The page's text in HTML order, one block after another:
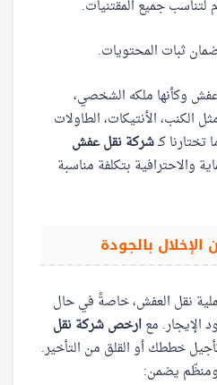
لتناسب جميع المقتنيات.
ثبات المحتويات.
وكأنها ملكه الشخصي،
الكنب، الأنتيكات، الطاولات
كـشركة نقل عفش
والاحترافية بتكلفة مناسبة
بالجودة
نقل العفش، خاصةً في حال
الإيجار. معارخص شركة نقل
خططك أو القلق من التأخير.
يضمن: